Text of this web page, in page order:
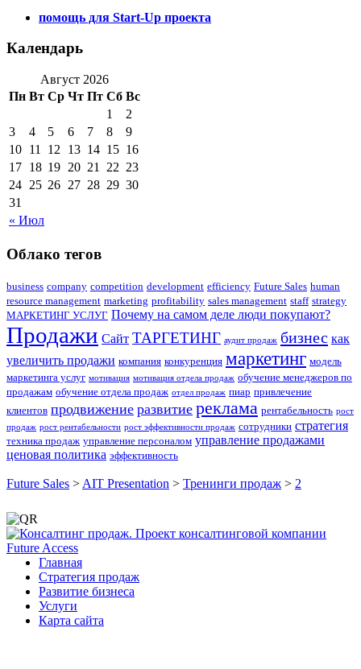
помощь для Start-Up проекта
Календарь
Август 2026
Пн Вт Ср Чт Пт Сб Вс
« Июл
1
2
3
4 5 6 7 8
9
10 11 12 13 14 15 16
17 18 19 20 21 22 23
24 25 26 27 28 29 30
31
Облако тегов
business company competition development efficiency Future Sales human
resource management marketing profitability sales management staff strategy
МАРКЕТИНГ УСЛУГ Почему на самом деле люди покупают?
Продажи Сайт ТАРГЕТИНГ аудит продаж бизнес как
увеличить продажи компания конкуренция маркетинг модель
маркетинга услуг мотивация мотивация отдела продаж обучение менеджеров по
продажам обучение отдела продаж отдел продаж пиар привлечение
клиентов продвижение развитие реклама рентабельность рост
продаж рост рентабельности рост эффективности продаж сотрудники стратегия
техника продаж управление персоналом управление продажами
ценовая политика эффективность
Future Sales > AIT Presentation > Тренинги продаж > 2
Главная
Стратегия продаж
Развитие бизнеса
Услуги
Карта сайта